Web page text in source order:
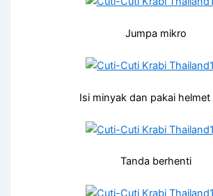
Jumpa mikro
Isi minyak dan pakai helmet
Tanda berhenti